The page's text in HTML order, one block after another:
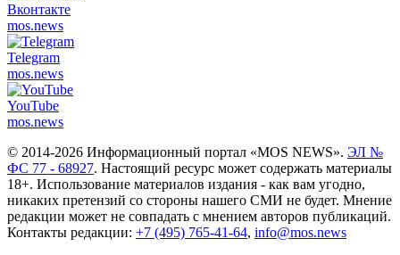
Вконтакте
mos.news
Telegram
mos.news
YouTube
mos.news
© 2014-2026 Информационный портал «MOS NEWS». ЭЛ №
ФС 77 - 68927. Настоящий ресурс может содержать материалы
18+. Использование материалов издания - как вам угодно,
никаких претензий со стороны нашего СМИ не будет. Мнение
редакции может не совпадать с мнением авторов публикаций.
Контакты редакции: +7 (495) 765-41-64, info@mos.news